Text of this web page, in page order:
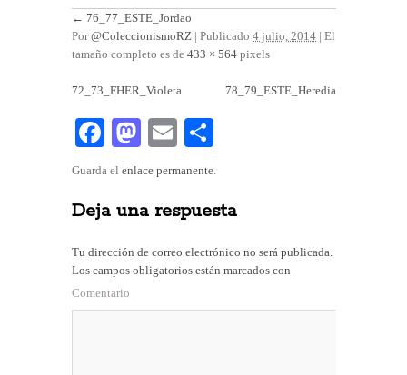
← 76_77_ESTE_Jordao
Por@ColeccionismoRZ | Publicado 4 julio, 2014 | El
tamaño completo es de 433 × 564 pixels
72_73_FHER_Violeta 78_79_ESTE_Heredia
Fa
ce
ok
M
as
do
n
E
m
pa
rti
r
Guarda el enlace permanente.
Deja una respuesta
Tu dirección de correo electrónico no será publicada.
Los campos obligatorios están marcados con
Comentario